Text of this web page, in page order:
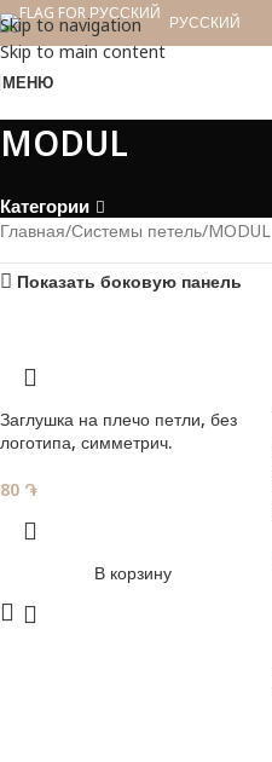
Skip to navigation
Skip to main content
РУССКИЙ
МЕНЮ
MODUL
Категории
Главная Системы петель MODUL
Показать боковую панель
Заглушка на плечо петли, без
логотипа, симметрич.
80 ֏
В корзину